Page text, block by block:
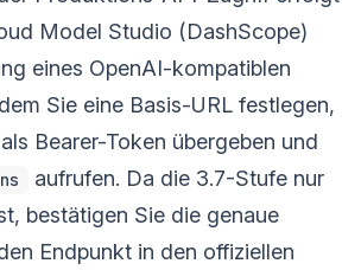
Model Studio (DashScope)
eines OpenAI-kompatiblen
Sie eine Basis-URL festlegen,
Bearer-Token übergeben und
aufrufen. Da die 3.7-Stufe nur
bestätigen Sie die genaue
Endpunkt in den offiziellen